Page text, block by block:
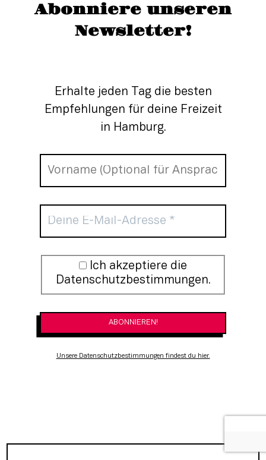
Abonniere unseren
Newsletter!
Erhalte jeden Tag die besten
Empfehlungen für deine Freizeit
in Hamburg.
Newsletter-Anmeldung
Datenschutzbestimmungen.
Unsere Datenschutzbestimmungen findest du hier.